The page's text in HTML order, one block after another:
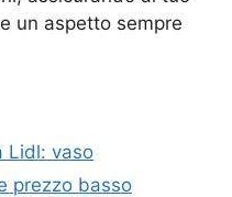
un aspetto sempre
Lidl: vaso
prezzo basso